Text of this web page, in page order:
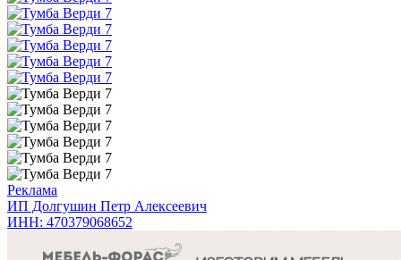
Реклама
ИП Долгушин Петр Алексеевич
ИНН: 470379068652